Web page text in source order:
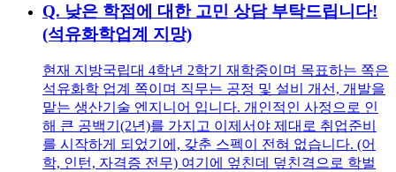
Q. 낮은 학점에 대한 고민 상담 부탁드립니다!
(석유화학업계 지망)
현재 지방국립대 4학년 2학기 재학중이며 목표하는 쪽은
석유화학 업계 쪽이며 직무는 공정 및 설비 개선, 개발을
맡는 생산기술 엔지니어 입니다. 개인적인 사정으로 인
해 큰 공백기(2년)를 가지고 이제서야 제대로 취업준비
를 시작하게 되었기에, 갖춘 스펙이 전혀 없습니다. (어
학, 인턴, 자격증 전무) 여기에 엎친데 덮친격으로 학벌